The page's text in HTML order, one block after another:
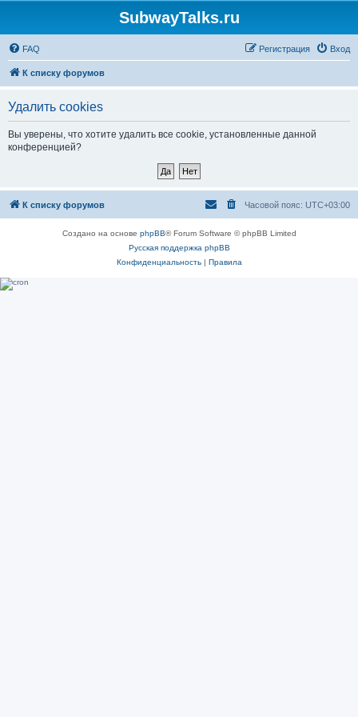
SubwayTalks.ru
FAQ Вход
Регистрация
К списку форумов
Удалить cookies
Вы уверены, что хотите удалить все cookie, установленные данной
конференцией?
К списку форумов Часовой пояс: UTC+03:00
Создано на основе phpBB® Forum Software © phpBB Limited
Русская поддержка phpBB
Конфиденциальность| Правила